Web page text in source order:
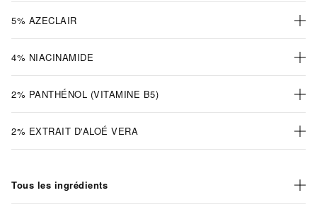
5% AZECLAIR
4% NIACINAMIDE
2% PANTHÉNOL (VITAMINE B5)
2% EXTRAIT D'ALOÉ VERA
Tous les ingrédients